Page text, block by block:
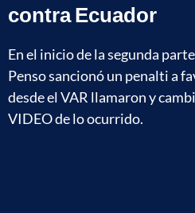
contra Ecuador
En el inicio de la segunda
Penso sancionó un penalti a
desde el VAR llamaron y
VIDEO de lo ocurrido.